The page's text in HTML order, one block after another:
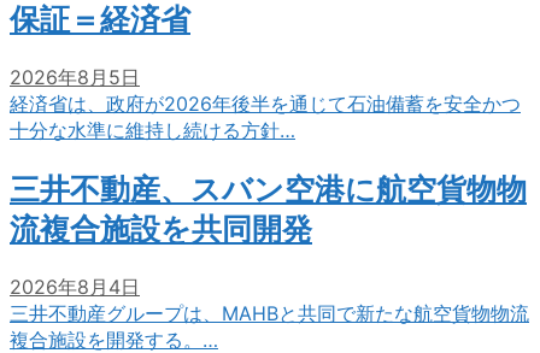
保証＝経済省
2026年8月5日
経済省は、政府が2026年後半を通じて石油備蓄を安全かつ
十分な水準に維持し続ける方針…
三井不動産、スバン空港に航空貨物物
流複合施設を共同開発
2026年8月4日
三井不動産グループは、MAHBと共同で新たな航空貨物物流
複合施設を開発する。…